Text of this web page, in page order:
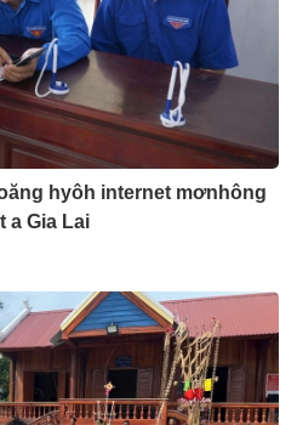
hyôh internet mơnhông
a Gia Lai